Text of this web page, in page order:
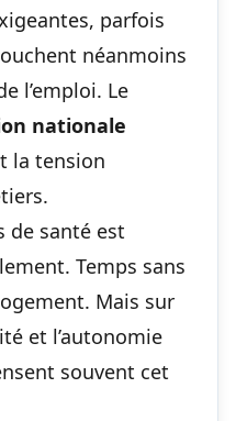
parfois
néanmoins
l’emploi. Le
nationale
la tension
de santé est
Temps sans
Mais sur
et l’autonomie
souvent cet